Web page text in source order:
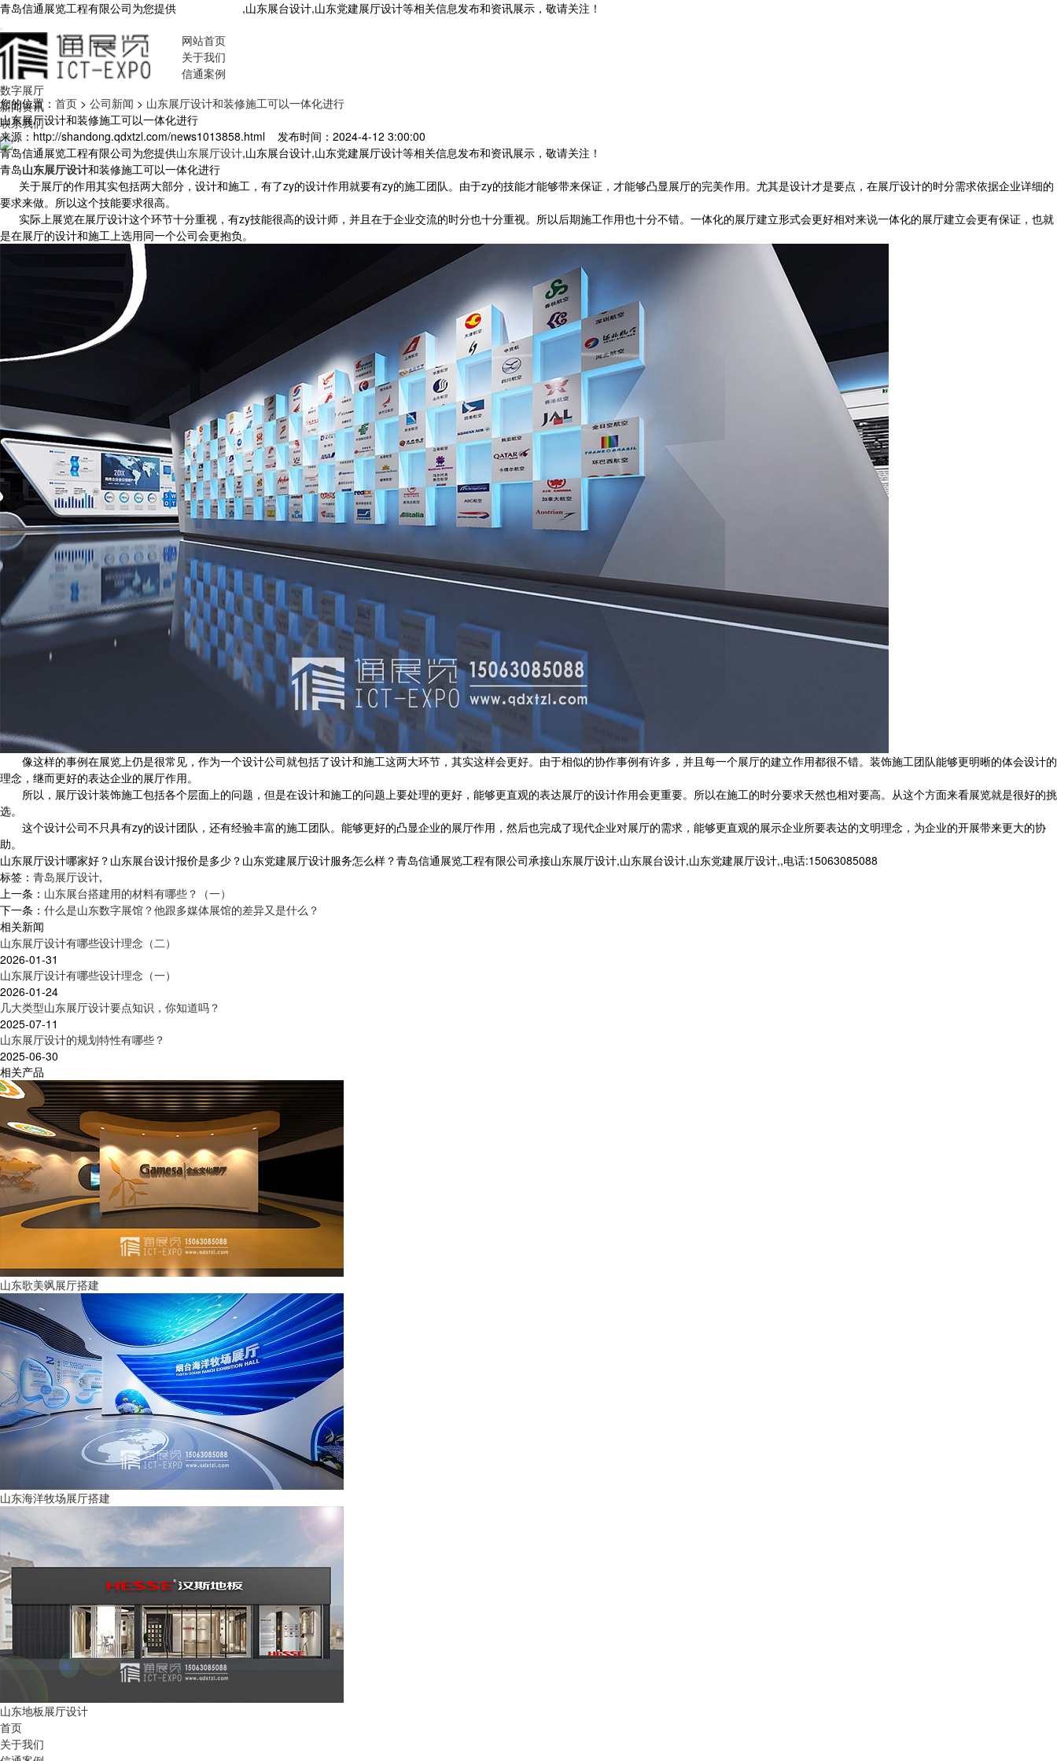
青岛信通展览工程有限公司为您提供 ,山东展台设计,山东党建展厅设计等相关信息发布和资讯展示，敬请关注！
网站首页
关于我们
信通案例
数字展厅
新闻资讯
联系我们
您的位置： 首页 > 公司新闻 > 山东展厅设计和装修施工可以一体化进行
山东展厅设计和装修施工可以一体化进行
来源：http://shandong.qdxtzl.com/news1013858.html 发布时间：2024-4-12 3:00:00
青岛信通展览工程有限公司为您提供山东展厅设计,山东展台设计,山东党建展厅设计等相关信息发布和资讯展示，敬请关注！
青岛山东展厅设计和装修施工可以一体化进行
关于展厅的作用其实包括两大部分，设计和施工，有了zy的设计作用就要有zy的施工团队。由于zy的技能才能够带来保证，才能够凸显展厅的完美作用。尤其是设计才是要点，在展厅设计的时分需求依据企业详细的
要求来做。所以这个技能要求很高。
实际上展览在展厅设计这个环节十分重视，有zy技能很高的设计师，并且在于企业交流的时分也十分重视。所以后期施工作用也十分不错。一体化的展厅建立形式会更好相对来说一体化的展厅建立会更有保证，也就
是在展厅的设计和施工上选用同一个公司会更抱负。
像这样的事例在展览上仍是很常见，作为一个设计公司就包括了设计和施工这两大环节，其实这样会更好。由于相似的协作事例有许多，并且每一个展厅的建立作用都很不错。装饰施工团队能够更明晰的体会设计的
理念，继而更好的表达企业的展厅作用。
所以，展厅设计装饰施工包括各个层面上的问题，但是在设计和施工的问题上要处理的更好，能够更直观的表达展厅的设计作用会更重要。所以在施工的时分要求天然也相对要高。从这个方面来看展览就是很好的挑
选。
这个设计公司不只具有zy的设计团队，还有经验丰富的施工团队。能够更好的凸显企业的展厅作用，然后也完成了现代企业对展厅的需求，能够更直观的展示企业所要表达的文明理念，为企业的开展带来更大的协
助。
山东展厅设计哪家好？山东展台设计报价是多少？山东党建展厅设计服务怎么样？青岛信通展览工程有限公司承接山东展厅设计,山东展台设计,山东党建展厅设计,,电话:15063085088
标签： 青岛展厅设计,
上一条： 山东展台搭建用的材料有哪些？（一）
下一条： 什么是山东数字展馆？他跟多媒体展馆的差异又是什么？
相关新闻
山东展厅设计有哪些设计理念（二）
2026-01-31
山东展厅设计有哪些设计理念（一）
2026-01-24
几大类型山东展厅设计要点知识，你知道吗？
2025-07-11
山东展厅设计的规划特性有哪些？
2025-06-30
相关产品
山东歌美飒展厅搭建
山东海洋牧场展厅搭建
山东地板展厅设计
首页
关于我们